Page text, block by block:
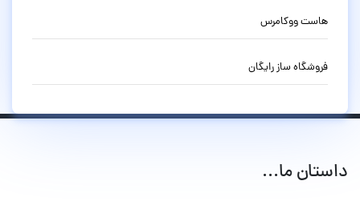
هاست ووکامرس
فروشگاه ساز رایگان
داستان ما...